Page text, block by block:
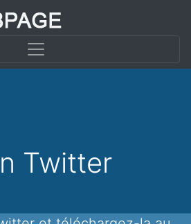
Twitter